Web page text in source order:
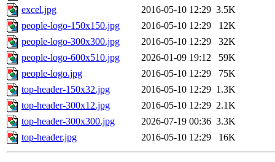
excel.jpg
2016-05-10 12:29 3.5K
people-logo-150x150.jpg
2016-05-10 12:29
12K
people-logo-300x300.jpg
2016-05-10 12:29
32K
people-logo-600x510.jpg
2026-01-09 19:12
59K
people-logo.jpg
2016-05-10 12:29
75K
top-header-150x32.jpg
2016-05-10 12:29 1.3K
top-header-300x12.jpg
2016-05-10 12:29 2.1K
top-header-300x300.jpg
2026-07-19 00:36 3.3K
top-header.jpg
2016-05-10 12:29 16K